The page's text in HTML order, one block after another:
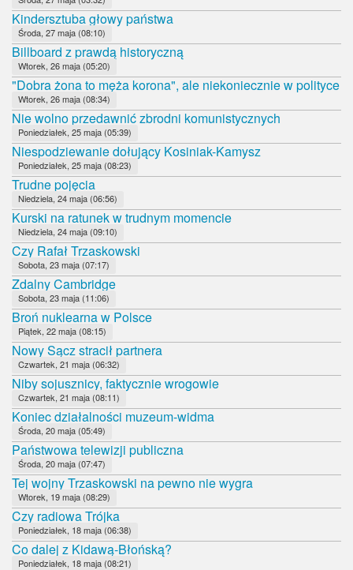
Kindersztuba głowy państwa
Środa, 27 maja (08:10)
Billboard z prawdą historyczną
Wtorek, 26 maja (05:20)
"Dobra żona to męża korona", ale niekoniecznie w polityce
Wtorek, 26 maja (08:34)
Nie wolno przedawnić zbrodni komunistycznych
Poniedziałek, 25 maja (05:39)
Niespodziewanie dołujący Kosiniak-Kamysz
Poniedziałek, 25 maja (08:23)
Trudne pojęcia
Niedziela, 24 maja (06:56)
Kurski na ratunek w trudnym momencie
Niedziela, 24 maja (09:10)
Czy Rafał Trzaskowski
Sobota, 23 maja (07:17)
Zdalny Cambridge
Sobota, 23 maja (11:06)
Broń nuklearna w Polsce
Piątek, 22 maja (08:15)
Nowy Sącz stracił partnera
Czwartek, 21 maja (06:32)
Niby sojusznicy, faktycznie wrogowie
Czwartek, 21 maja (08:11)
Koniec działalności muzeum-widma
Środa, 20 maja (05:49)
Państwowa telewizji publiczna
Środa, 20 maja (07:47)
Tej wojny Trzaskowski na pewno nie wygra
Wtorek, 19 maja (08:29)
Czy radiowa Trójka
Poniedziałek, 18 maja (06:38)
Co dalej z Kidawą-Błońską?
Poniedziałek, 18 maja (08:21)